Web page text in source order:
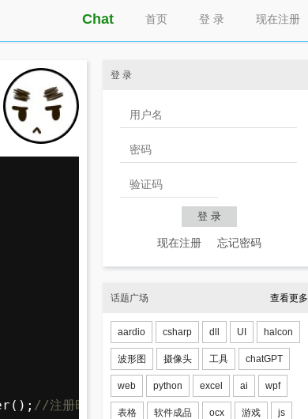
现在注册
登 录
首页
Chat
//注册时用
登 录
现在注册 忘记密码
话题广场 查看更多
aardio csharp dll UI halcon
波形图 摄像头 工具 chatGPT
web python excel ai wpf
表格 软件成品 ocx 游戏 js